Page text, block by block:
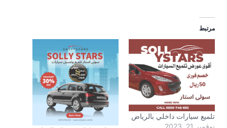
مرتبط
تلميع سيارات داخلي بالرياض